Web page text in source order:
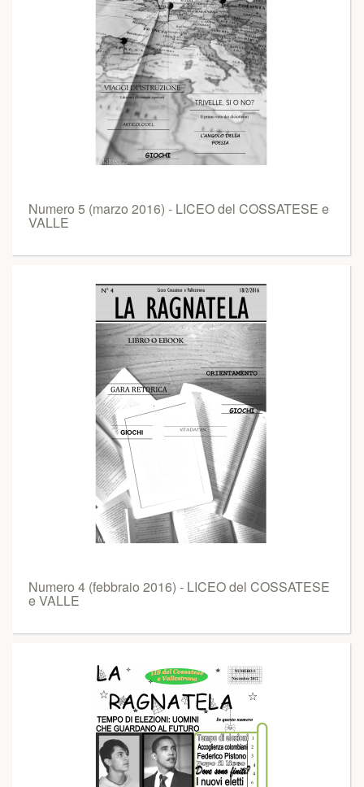
Numero 5 (marzo 2016) - LICEO del COSSATESE e
VALLE
Numero 4 (febbraio 2016) - LICEO del COSSATESE
e VALLE